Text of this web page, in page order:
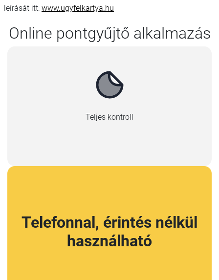
leírását itt: www.ugyfelkartya.hu
Online pontgyűjtő alkalmazás
Teljes kontroll
Telefonnal, érintés nélkül
használható